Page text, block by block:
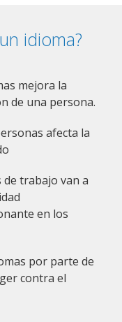
idioma?
mejora la
de una persona.
afecta la
de trabajo van a
en los
por parte de
contra el